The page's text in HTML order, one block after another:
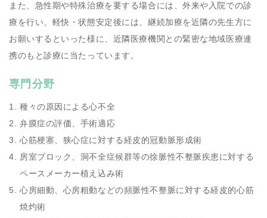
また、急性期や特殊治療を要する場合には、外来や入院での診
療を行い、軽快・状態安定後には、継続加療を近隣の先生方に
お願いするといった様に、近隣医療機関との緊密な地域医療連
携のもと診療に当たっています。
専門分野
種々の原因による心不全
弁膜症の評価、手術適応
心筋梗塞、狭心症に対する経皮的冠動脈形成術
房室ブロック、洞不全症候群等の徐脈性不整脈疾患に対する
ペースメーカー植え込み術
心房細動、心房粗動などの頻脈性不整脈に対する経皮的心筋
焼灼術